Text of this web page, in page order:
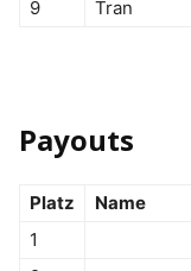
9 Tran
Payouts
Platz Name
1